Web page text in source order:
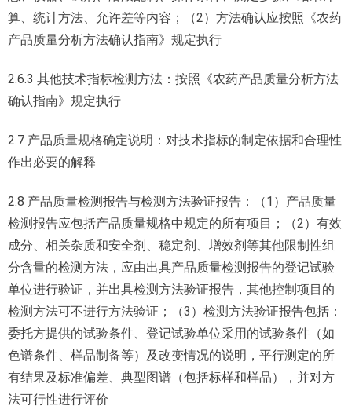
算、统计方法、允许差等内容；（2）方法确认应按照《农药
产品质量分析方法确认指南》规定执行
2.6.3 其他技术指标检测方法：按照《农药产品质量分析方法
确认指南》规定执行
2.7 产品质量规格确定说明：对技术指标的制定依据和合理性
作出必要的解释
2.8 产品质量检测报告与检测方法验证报告：（1）产品质量
检测报告应包括产品质量规格中规定的所有项目；（2）有效
成分、相关杂质和安全剂、稳定剂、增效剂等其他限制性组
分含量的检测方法，应由出具产品质量检测报告的登记试验
单位进行验证，并出具检测方法验证报告，其他控制项目的
检测方法可不进行方法验证；（3）检测方法验证报告包括：
委托方提供的试验条件、登记试验单位采用的试验条件（如
色谱条件、样品制备等）及改变情况的说明，平行测定的所
有结果及标准偏差、典型图谱（包括标样和样品），并对方
法可行性进行评价